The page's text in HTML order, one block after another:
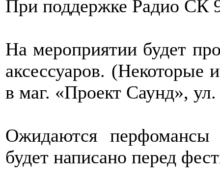
При поддержке Радио СК
На мероприятии будет
аксессуаров. (Некоторые
в маг. «Проект Саунд»,
Ожидаются
будет написано перед